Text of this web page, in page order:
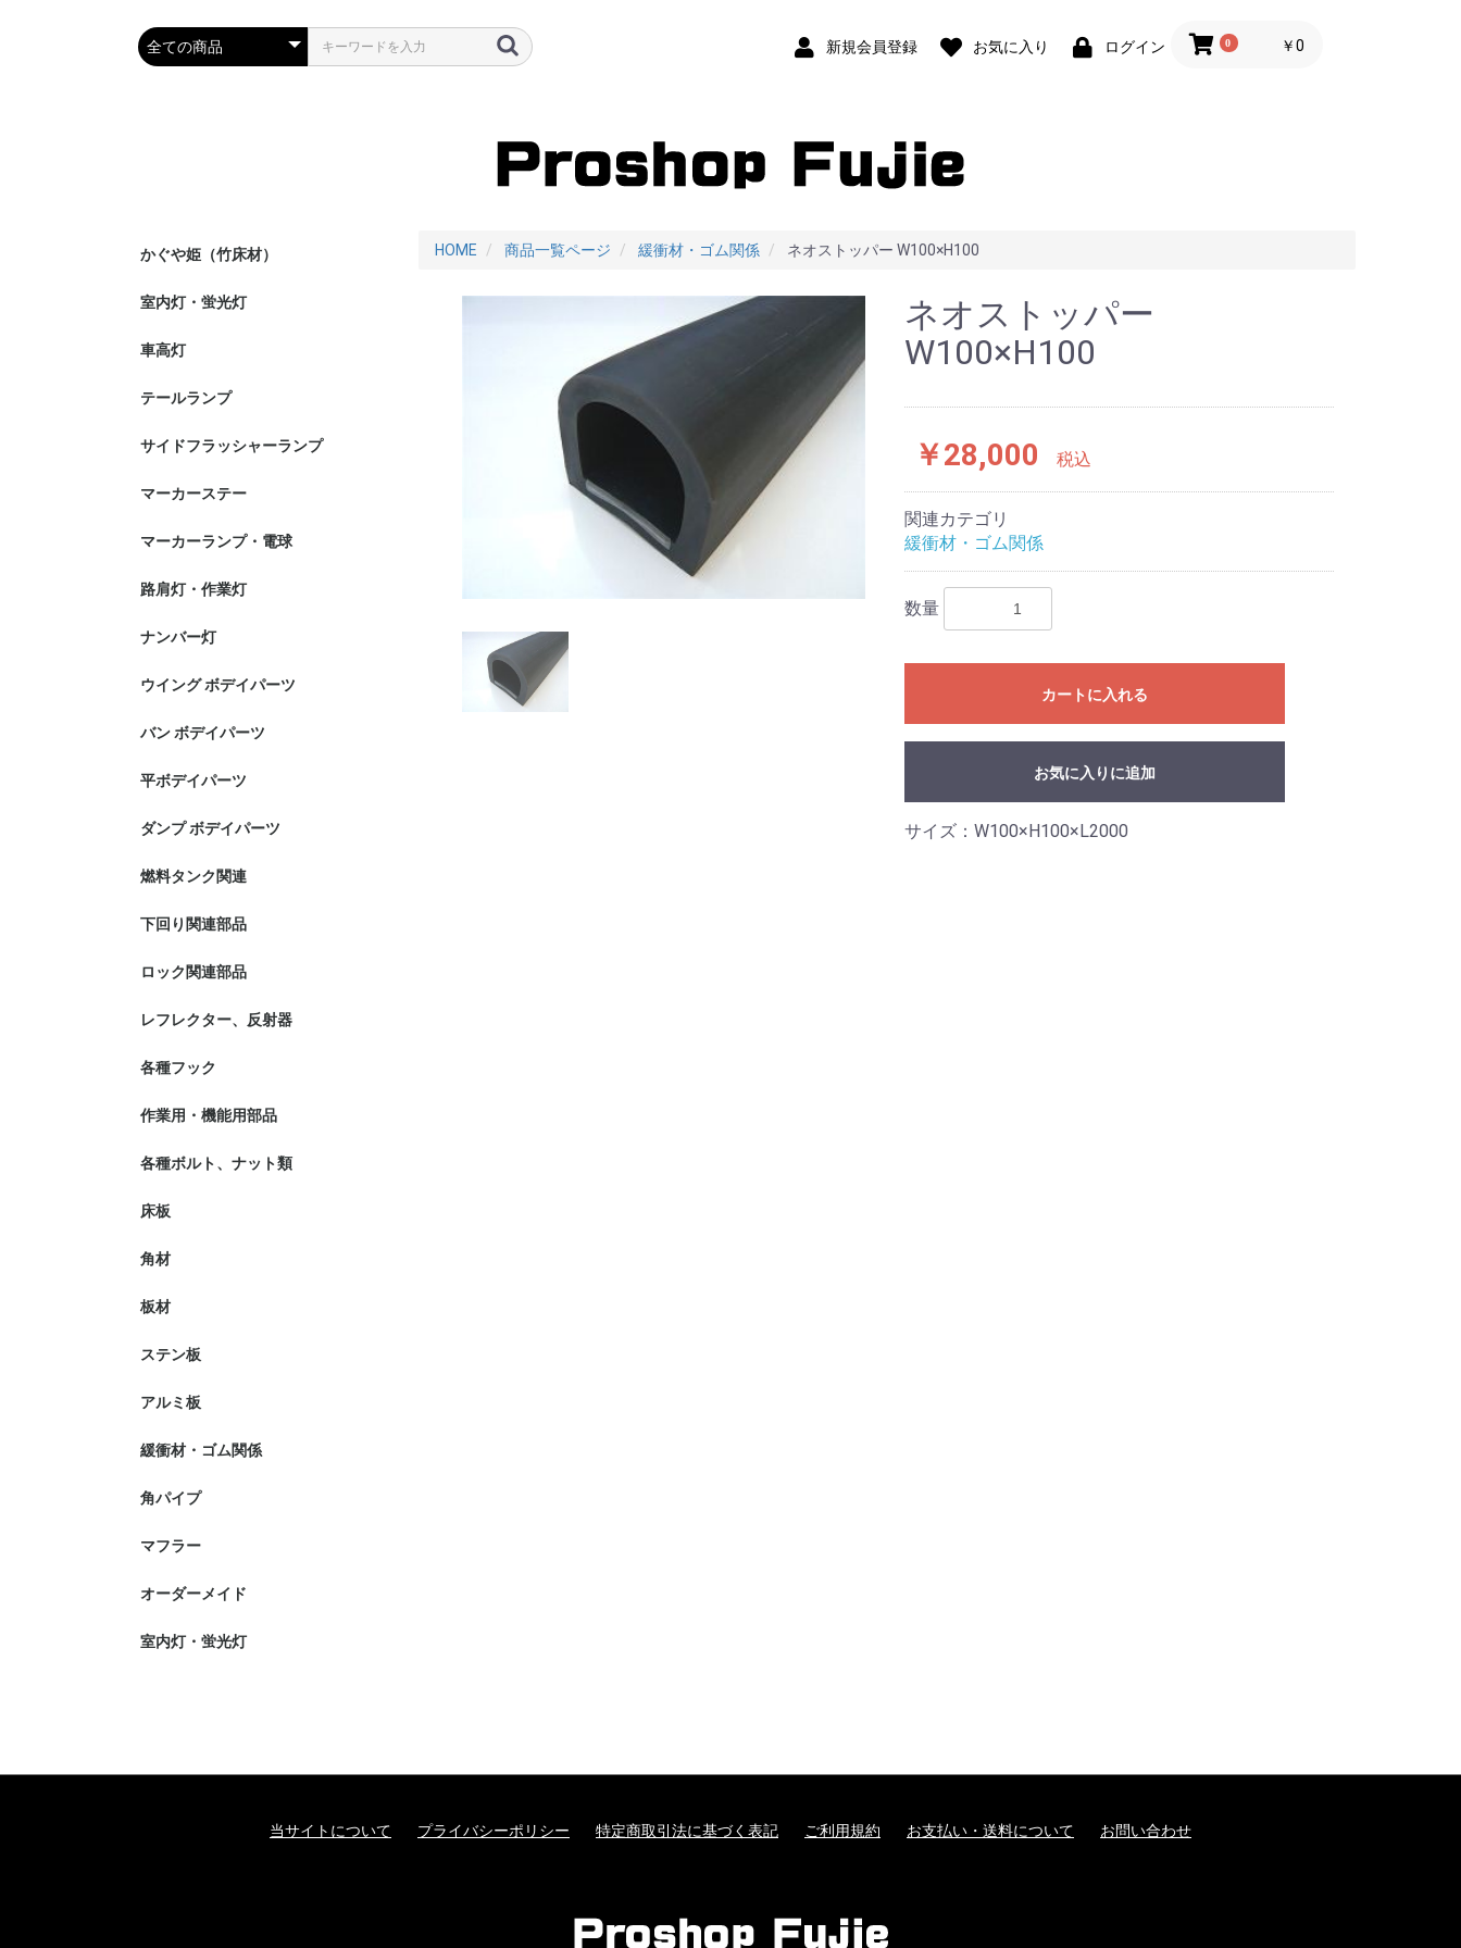
新規会員登録 お気に入り ログイン 0 ￥0
かぐや姫（竹床材）
室内灯・蛍光灯
車高灯
テールランプ
サイドフラッシャーランプ
マーカーステー
マーカーランプ・電球
路肩灯・作業灯
ナンバー灯
ウイング ボデイパーツ
バン ボデイパーツ
平ボデイパーツ
ダンプ ボデイパーツ
燃料タンク関連
下回り関連部品
ロック関連部品
レフレクター、反射器
各種フック
作業用・機能用部品
各種ボルト、ナット類
床板
角材
板材
ステン板
アルミ板
緩衝材・ゴム関係
角パイプ
マフラー
オーダーメイド
室内灯・蛍光灯
HOME 商品一覧ページ 緩衝材・ゴム関係 ネオストッパー W100×H100
ネオストッパー
W100×H100
￥28,000 税込
関連カテゴリ
緩衝材・ゴム関係
数量
カートに入れる
お気に入りに追加
サイズ：W100×H100×L2000
当サイトについて プライバシーポリシー 特定商取引法に基づく表記 ご利用規約 お支払い・送料について お問い合わせ